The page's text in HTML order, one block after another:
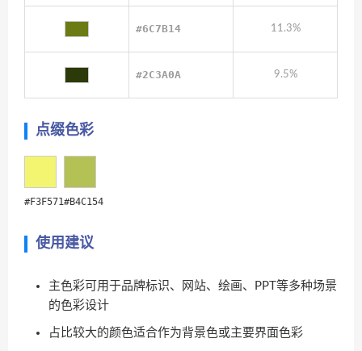
#6C7B14 11.3%
#2C3A0A 9.5%
点缀色彩
#F3F571#B4C154
使用建议
主色彩可用于品牌标识、网站、绘画、PPT等多种场景
的色彩设计
占比较大的颜色适合作为背景色或主要界面色彩